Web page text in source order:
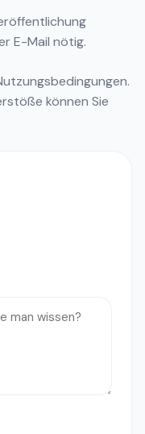
E-Mail nötig.
.
können Sie